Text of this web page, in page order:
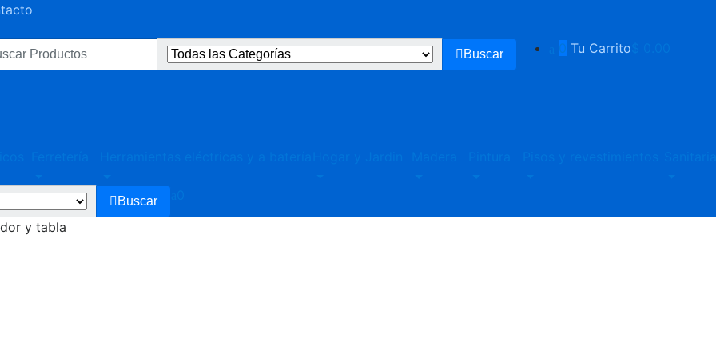
Buscar 0 Tu Carrito
Buscar
y tabla